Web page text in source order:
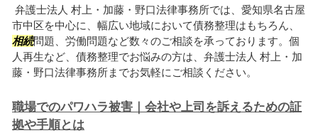
弁護士法人 村上・加藤・野口法律事務所では、愛知県名古屋
市中区を中心に、幅広い地域において債務整理はもちろん、
相続問題、労働問題など数々のご相談を承っております。個
人再生など、債務整理でお悩みの方は、弁護士法人 村上・加
藤・野口法律事務所までお気軽にご相談ください。
職場でのパワハラ被害｜会社や上司を訴えるための証
拠や手順とは